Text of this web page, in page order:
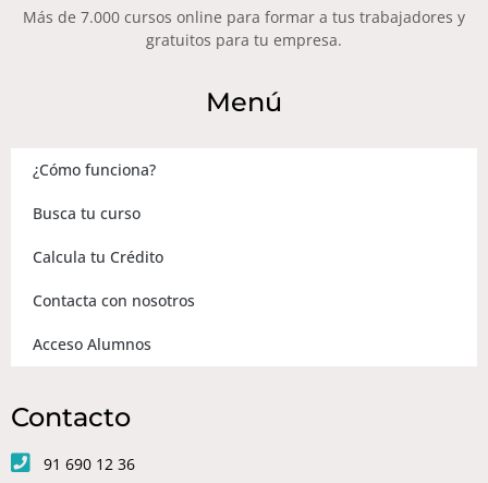
Más de 7.000 cursos online para formar a tus trabajadores y
gratuitos para tu empresa.
Menú
¿Cómo funciona?
Busca tu curso
Calcula tu Crédito
Contacta con nosotros
Acceso Alumnos
Contacto
91 690 12 36